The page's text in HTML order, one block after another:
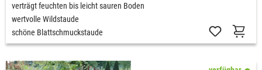
verträgt feuchten bis leicht sauren Boden
wertvolle Wildstaude
schöne Blattschmuckstaude